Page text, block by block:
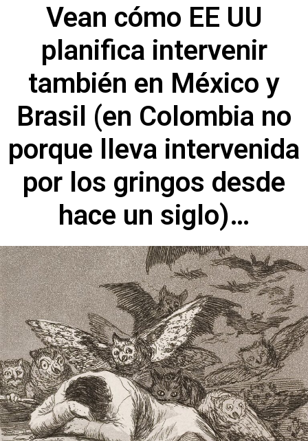
Vean cómo EE UU
planifica intervenir
también en México y
Brasil (en Colombia no
porque lleva intervenida
por los gringos desde
hace un siglo)…